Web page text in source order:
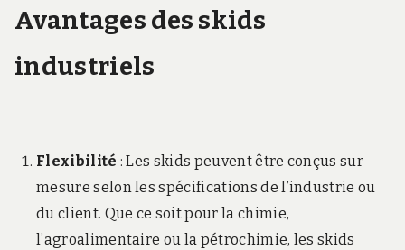
Avantages des skids
industriels
Flexibilité : Les skids peuvent être conçus sur
mesure selon les spécifications de l’industrie ou
du client. Que ce soit pour la chimie,
l’agroalimentaire ou la pétrochimie, les skids